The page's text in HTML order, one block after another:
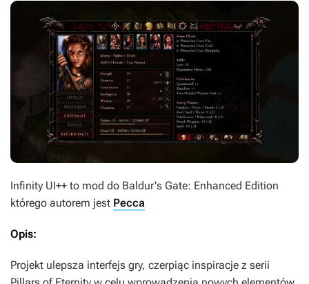
Infinity UI++ to mod do Baldur's Gate: Enhanced Edition
którego autorem jest Pecca
Opis:
Projekt ulepsza interfejs gry, czerpiąc inspiracje z serii